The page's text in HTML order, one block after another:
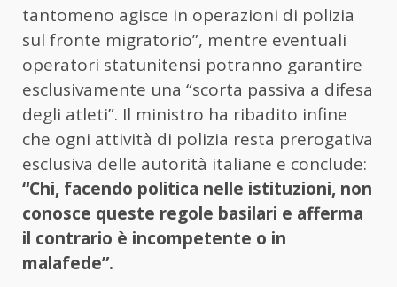
tantomeno agisce in operazioni di polizia
sul fronte migratorio”, mentre eventuali
operatori statunitensi potranno garantire
esclusivamente una “scorta passiva a difesa
degli atleti”. Il ministro ha ribadito infine
che ogni attività di polizia resta prerogativa
esclusiva delle autorità italiane e conclude:
“Chi, facendo politica nelle istituzioni, non
conosce queste regole basilari e afferma
il contrario è incompetente o in
malafede”.